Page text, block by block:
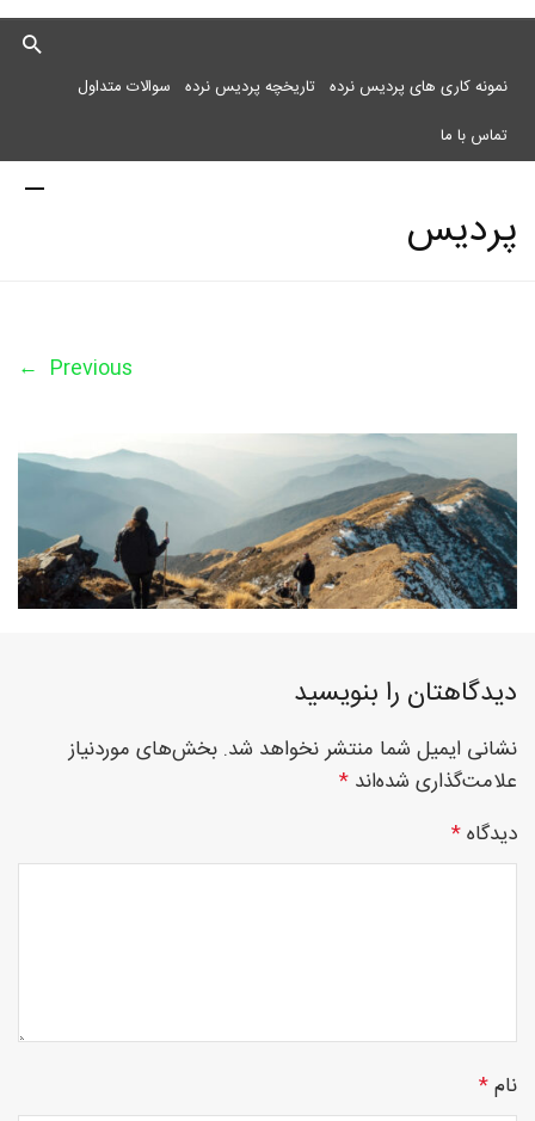
نمونه کاری های پردیس نرده تاریخچه پردیس نرده سوالات متداول
تماس با ما
پردیس
مرکز
فوق
تخصصی
نصب
های
← Previous
دیدگاهتان را بنویسید
نشانی ایمیل شما منتشر نخواهد شد. بخش‌های موردنیاز
علامت‌گذاری شده‌اند *
دیدگاه*
نام*